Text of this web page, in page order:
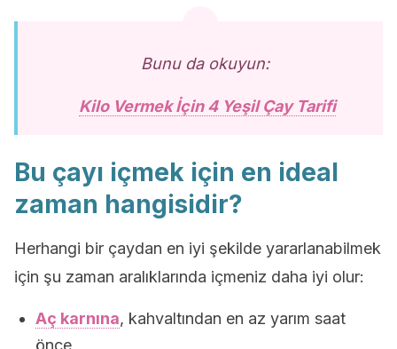
Bunu da okuyun:
Kilo Vermek İçin 4 Yeşil Çay Tarifi
Bu çayı içmek için en ideal
zaman hangisidir?
Herhangi bir çaydan en iyi şekilde yararlanabilmek
için şu zaman aralıklarında içmeniz daha iyi olur:
Aç karnına, kahvaltından en az yarım saat
önce,